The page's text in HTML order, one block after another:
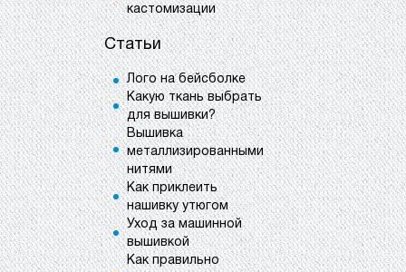
кастомизации
Статьи
Лого на бейсболке
Какую ткань выбрать
для вышивки?
Вышивка
металлизированными
нитями
Как приклеить
нашивку утюгом
Уход за машинной
вышивкой
Как правильно